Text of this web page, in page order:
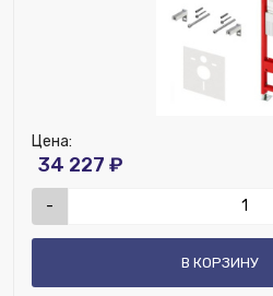
Цена:
34 227 ₽
-
В КОРЗИНУ